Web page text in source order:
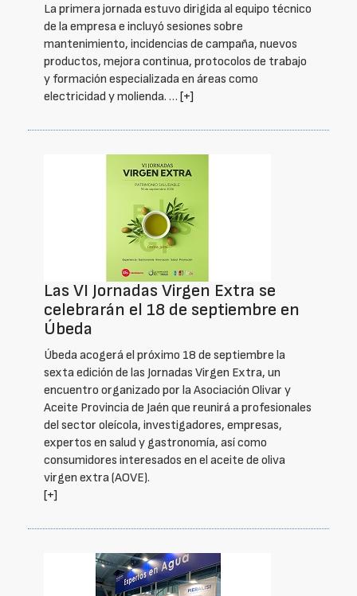
La primera jornada estuvo dirigida al equipo técnico
de la empresa e incluyó sesiones sobre
mantenimiento, incidencias de campaña, nuevos
productos, mejora continua, protocolos de trabajo
y formación especializada en áreas como
electricidad y molienda. … [+]
Las VI Jornadas Virgen Extra se
celebrarán el 18 de septiembre en
Úbeda
Úbeda acogerá el próximo 18 de septiembre la
sexta edición de las Jornadas Virgen Extra, un
encuentro organizado por la Asociación Olivar y
Aceite Provincia de Jaén que reunirá a profesionales
del sector oleícola, investigadores, empresas,
expertos en salud y gastronomía, así como
consumidores interesados en el aceite de oliva
virgen extra (AOVE).
[+]